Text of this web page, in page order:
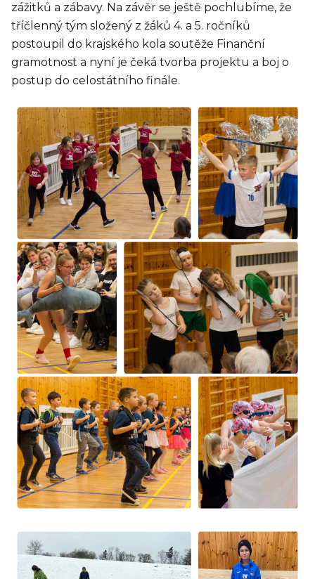
zážitků a zábavy. Na závěr se ještě pochlubíme, že
tříčlenný tým složený z žáků 4. a 5. ročníků
postoupil do krajského kola soutěže Finanční
gramotnost a nyní je čeká tvorba projektu a boj o
postup do celostátního finále.